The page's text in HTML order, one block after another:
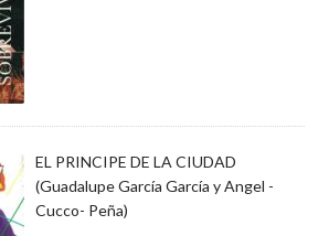
EL PRINCIPE DE LA CIUDAD
(Guadalupe García García y Angel -
Cucco- Peña)